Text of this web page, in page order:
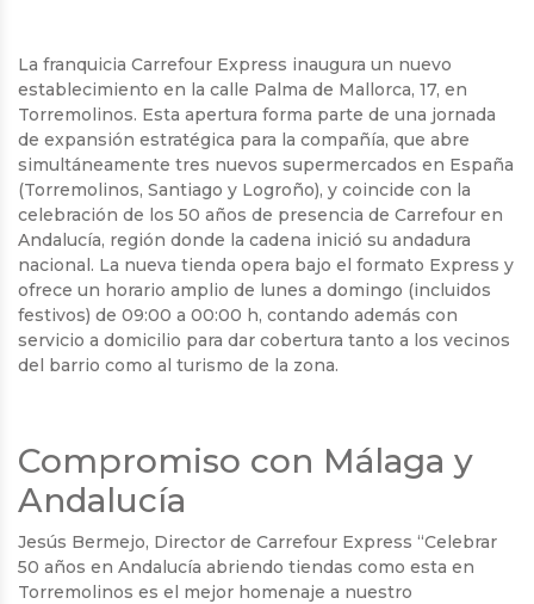
La franquicia Carrefour Express inaugura un nuevo
establecimiento en la calle Palma de Mallorca, 17, en
Torremolinos. Esta apertura forma parte de una jornada
de expansión estratégica para la compañía, que abre
simultáneamente tres nuevos supermercados en España
(Torremolinos, Santiago y Logroño), y coincide con la
celebración de los 50 años de presencia de Carrefour en
Andalucía, región donde la cadena inició su andadura
nacional. La nueva tienda opera bajo el formato Express y
ofrece un horario amplio de lunes a domingo (incluidos
festivos) de 09:00 a 00:00 h, contando además con
servicio a domicilio para dar cobertura tanto a los vecinos
del barrio como al turismo de la zona.
Compromiso con Málaga y
Andalucía
Jesús Bermejo, Director de Carrefour Express “Celebrar
50 años en Andalucía abriendo tiendas como esta en
Torremolinos es el mejor homenaje a nuestro